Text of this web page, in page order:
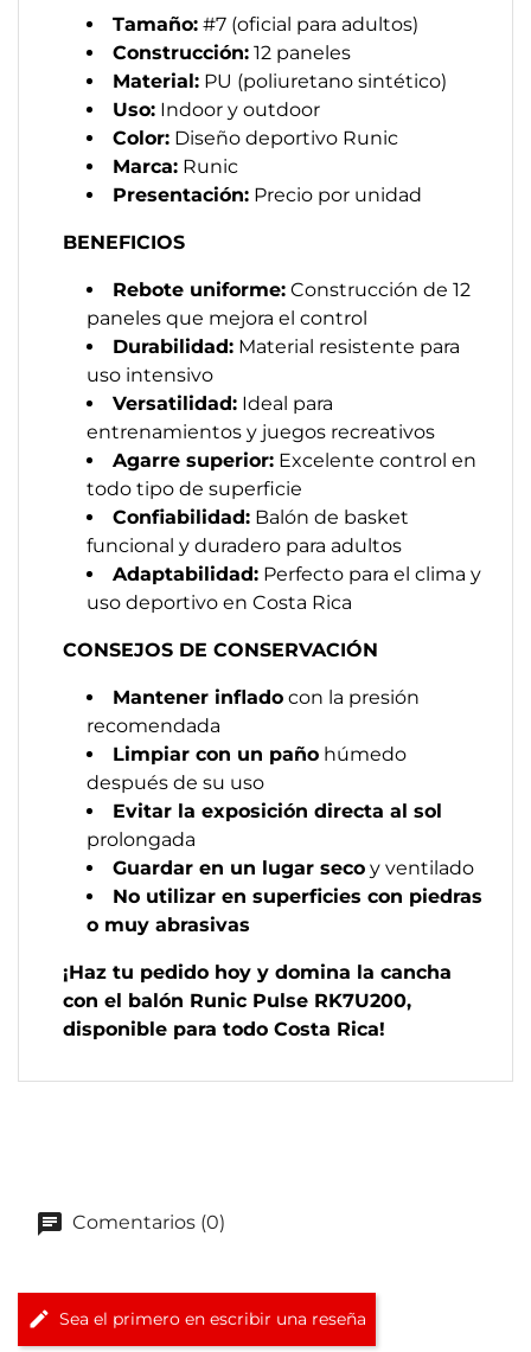
Tamaño: #7 (oficial para adultos)
Construcción: 12 paneles
Material: PU (poliuretano sintético)
Uso: Indoor y outdoor
Color: Diseño deportivo Runic
Marca: Runic
Presentación: Precio por unidad
BENEFICIOS
Rebote uniforme: Construcción de 12
paneles que mejora el control
Durabilidad: Material resistente para
uso intensivo
Versatilidad: Ideal para
entrenamientos y juegos recreativos
Agarre superior: Excelente control en
todo tipo de superficie
Confiabilidad: Balón de basket
funcional y duradero para adultos
Adaptabilidad: Perfecto para el clima y
uso deportivo en Costa Rica
CONSEJOS DE CONSERVACIÓN
Mantener inflado con la presión
recomendada
Limpiar con un paño húmedo
después de su uso
Evitar la exposición directa al sol
prolongada
Guardar en un lugar seco y ventilado
No utilizar en superficies con piedras
o muy abrasivas
¡Haz tu pedido hoy y domina la cancha
con el balón Runic Pulse RK7U200,
disponible para todo Costa Rica!
Comentarios (0)
Sea el primero en escribir una reseña